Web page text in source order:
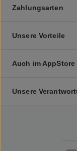
Zahlungsarten
Unsere Vorteile
Auch im AppStore
Unsere